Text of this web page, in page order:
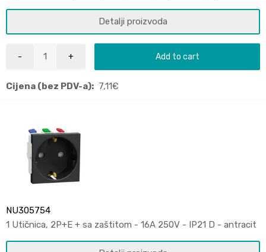
Detalji proizvoda
Add to cart
Cijena (bez PDV-a): 7,11€
NU305754
1 Utičnica, 2P+E + sa zaštitom - 16A 250V - IP21 D - antracit